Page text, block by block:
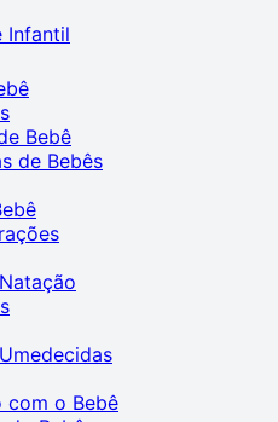
Infantil
Bebê
de Bebês
com o Bebê